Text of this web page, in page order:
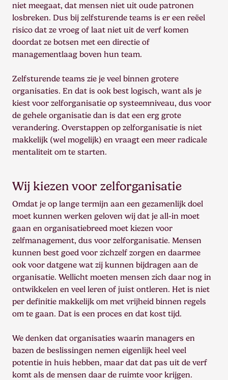
niet meegaat, dat mensen niet uit oude patronen
losbreken. Dus bij zelfsturende teams is er een reëel
risico dat ze vroeg of laat niet uit de verf komen
doordat ze botsen met een directie of
managementlaag boven hun team.
Zelfsturende teams zie je veel binnen grotere
organisaties. En dat is ook best logisch, want als je
kiest voor zelforganisatie op systeemniveau, dus voor
de gehele organisatie dan is dat een erg grote
verandering. Overstappen op zelforganisatie is niet
makkelijk (wel mogelijk) en vraagt een meer radicale
mentaliteit om te starten.
Wij kiezen voor zelforganisatie
Omdat je op lange termijn aan een gezamenlijk doel
moet kunnen werken geloven wij dat je all-in moet
gaan en organisatiebreed moet kiezen voor
zelfmanagement, dus voor zelforganisatie. Mensen
kunnen best goed voor zichzelf zorgen en daarmee
ook voor datgene wat zij kunnen bijdragen aan de
organisatie. Wellicht moeten mensen zich daar nog in
ontwikkelen en veel leren of juist ontleren. Het is niet
per definitie makkelijk om met vrijheid binnen regels
om te gaan. Dat is een proces en dat kost tijd.
We denken dat organisaties waarin managers en
bazen de beslissingen nemen eigenlijk heel veel
potentie in huis hebben, maar dat dat pas uit de verf
komt als de mensen daar de ruimte voor krijgen.